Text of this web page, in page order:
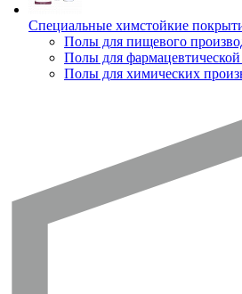
Специальные химстойкие
Полы для пищевого
Полы для
Полы для химических